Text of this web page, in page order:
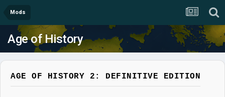
Mods
Age of History
AGE OF HISTORY 2: DEFINITIVE EDITION